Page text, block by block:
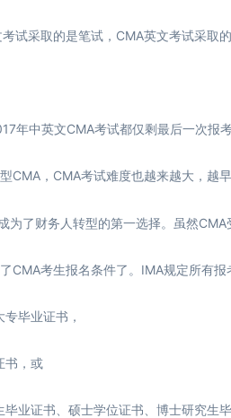
采取的是笔试，CMA英文考试采取
中英文CMA考试都仅剩最后一次报
CMA，CMA考试难度也越来越大，越
为了财务人转型的第一选择。虽然
CMA考生报名条件了。IMA规定所有
毕业证书，
，或
证书、硕士学位证书、博士研究生毕